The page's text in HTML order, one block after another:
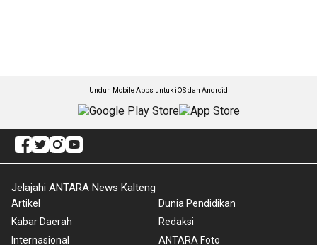
Unduh Mobile Apps untuk iOS dan Android
Jelajahi ANTARA News Kalteng
Artikel
Kabar Daerah
Internasional
Dunia Pendidikan
Redaksi
ANTARA Foto